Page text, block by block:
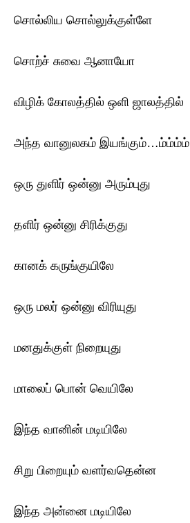
சொல்லிய சொல்லுக்குள்ளே
சொற்ச் சுவை ஆனாயோ
விழிக் கோலத்தில் ஒளி ஜாலத்தில்
அந்த வானுலகம் இயங்கும்…ம்ம்ம்ம்
ஒரு துளிர் ஒன்னு அரும்புது
தளிர் ஒன்னு சிரிக்குது
கானக் கருங்குயிலே
ஒரு மலர் ஒன்னு விரியுது
மனதுக்குள் நிறையுது
மாலைப் பொன் வெயிலே
இந்த வானின் மடியிலே
சிறு பிறையும் வளர்வதென்ன
இந்த அன்னை மடியிலே